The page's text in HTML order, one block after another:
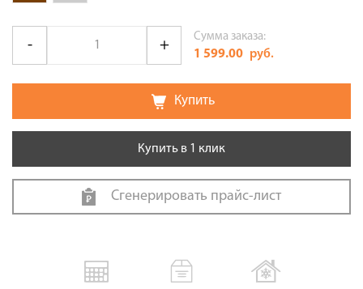
Сумма заказа:
1 599.00 руб.
Купить
Купить в 1 клик
Сгенерировать прайс-лист